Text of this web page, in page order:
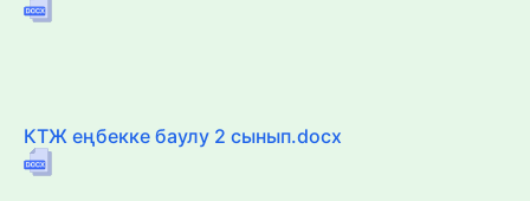
КТЖ еңбекке баулу 2 сынып.docx